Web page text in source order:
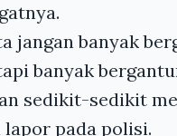
jangan banyak
banyak
sedikit-sedikit
lapor pada polisi.